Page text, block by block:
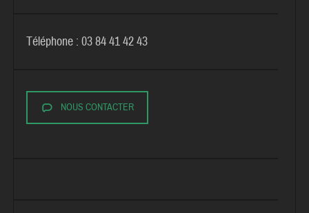
Téléphone : 03 84 41 42 43
NOUS CONTACTER